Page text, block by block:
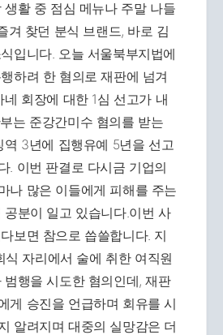
생활 중 점심 메뉴나 주말 나들
겨 찾던 분식 브랜드, 바로 김
입니다. 오늘 서울북부지법에
하려 한 혐의로 재판에 넘겨
회장에 대한 1심 선고가 내
는 준강간미수 혐의를 받는
역 3년에 집행유예 5년을 선고
. 이번 판결로 다시금 기업의
나 많은 이들에게 피해를 주는
공분이 일고 있습니다.이번 사
보면 참으로 씁쓸합니다. 지
자리에서 술에 취한 여직원
범행을 시도한 혐의인데, 재판
게 승진을 언급하며 회유를 시
알려지며 대중의 실망감은 더